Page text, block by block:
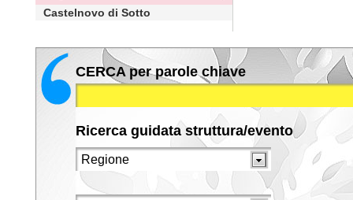
Castelnovo di Sotto
CERCA per parole chiave
Ricerca guidata struttura/evento